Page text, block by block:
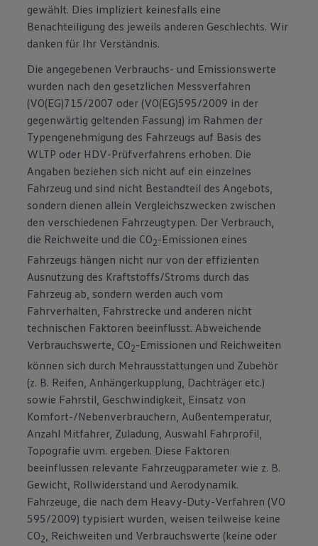
gewählt. Dies impliziert keinesfalls eine
Benachteiligung des jeweils anderen Geschlechts. Wir
danken für Ihr Verständnis.
Die angegebenen Verbrauchs- und Emissionswerte
wurden nach den gesetzlichen Messverfahren
(VO(EG)715/2007 oder (VO(EG)595/2009 in der
gegenwärtig geltenden Fassung) im Rahmen der
Typengenehmigung des Fahrzeugs auf Basis des
WLTP oder HDV-Prüfverfahrens erhoben. Die
Angaben beziehen sich nicht auf ein einzelnes
Fahrzeug und sind nicht Bestandteil des Angebots,
sondern dienen allein Vergleichszwecken zwischen
den verschiedenen Fahrzeugtypen. Der Verbrauch,
die Reichweite und die CO2-Emissionen eines
Fahrzeugs hängen nicht nur von der effizienten
Ausnutzung des Kraftstoffs/Stroms durch das
Fahrzeug ab, sondern werden auch vom
Fahrverhalten, Fahrstrecke und anderen nicht
technischen Faktoren beeinflusst. Abweichende
Verbrauchswerte, CO2-Emissionen und Reichweiten
können sich durch Mehrausstattungen und Zubehör
(z. B. Reifen, Anhängerkupplung, Dachträger etc.)
sowie Fahrstil, Geschwindigkeit, Einsatz von
Komfort-/Nebenverbrauchern, Außentemperatur,
Anzahl Mitfahrer, Zuladung, Auswahl Fahrprofil,
Topografie uvm. ergeben. Diese Faktoren
beeinflussen relevante Fahrzeugparameter wie z. B.
Gewicht, Rollwiderstand und Aerodynamik.
Fahrzeuge, die nach dem Heavy-Duty-Verfahren (VO
595/2009) typisiert wurden, weisen teilweise keine
CO2, Reichweiten und Verbrauchswerte (keine oder